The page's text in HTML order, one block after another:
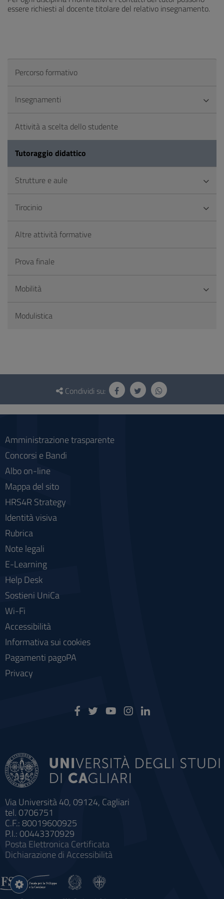
essere richiesti al docente titolare del relativo insegnamento.
Percorso formativo
Insegnamenti
Attività a scelta dello studente
Tutoraggio didattico
Strutture e aule
Tirocinio
Altre attività formative
Prova finale
Mobilità
Modulistica
Questionario
social
Condividi su:
Via Università 40, 09124, Cagliari
tel. 0706751
C.F.: 80019600925
P.I.: 00443370929
Posta Elettronica Certificata
Dichiarazione di Accessibilità
Amministrazione trasparente
Concorsi e Bandi
Albo on-line
Mappa del sito
HRS4R Strategy
Identità visiva
Rubrica
Note legali
E-Learning
Help Desk
Sostieni UniCa
Wi-Fi
Accessibilità
Informativa sui cookies
Pagamenti pagoPA
Privacy
Impostazioni
cookie